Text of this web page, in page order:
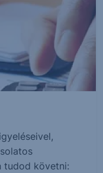
tudod követni: